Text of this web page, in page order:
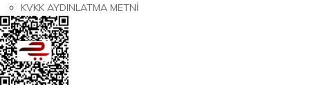
KVKK AYDINLATMA METNİ